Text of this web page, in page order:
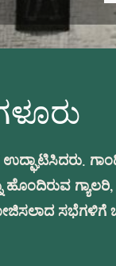
ಉದ್ಘಾಟಿಸಿದರು.
ಸಭೆಗಳಿಗೆ